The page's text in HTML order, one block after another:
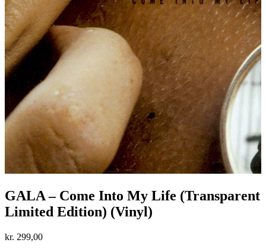
GALA – Come Into My Life (Transparent
Limited Edition) (Vinyl)
kr. 299,00